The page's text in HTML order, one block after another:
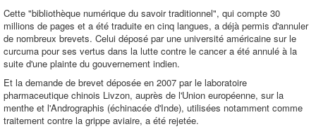
Cette "bibliothèque numérique du savoir traditionnel", qui compte 30
millions de pages et a été traduite en cinq langues, a déjà permis d'annuler
de nombreux brevets. Celui déposé par une université américaine sur le
curcuma pour ses vertus dans la lutte contre le cancer a été annulé à la
suite d'une plainte du gouvernement indien.
Et la demande de brevet déposée en 2007 par le laboratoire
pharmaceutique chinois Livzon, auprès de l'Union européenne, sur la
menthe et l'Andrographis (échinacée d'Inde), utilisées notamment comme
traitement contre la grippe aviaire, a été rejetée.